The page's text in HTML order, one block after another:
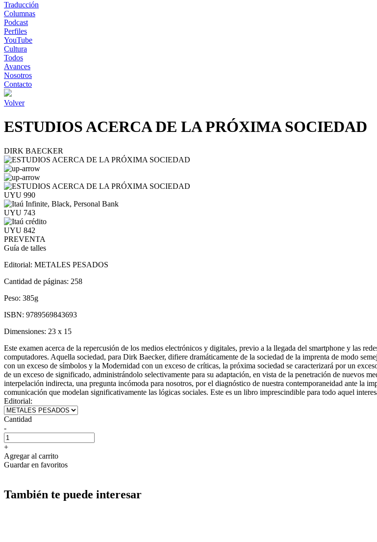
Traducción
Columnas
Podcast
Perfiles
YouTube
Cultura
Todos
Avances
Nosotros
Contacto
Volver
ESTUDIOS ACERCA DE LA PRÓXIMA SOCIEDAD
DIRK BAECKER
UYU 990
UYU 743
UYU 842
PREVENTA
Guía de talles
Editorial: METALES PESADOS
Cantidad de páginas: 258
Peso: 385g
ISBN: 9789569843693
Dimensiones: 23 x 15
Este examen acerca de la repercusión de los medios electrónicos y digitales, previo a la llegada del smartphone y las
computadores. Aquella sociedad, para Dirk Baecker, difiere dramáticamente de la sociedad de la imprenta de modo
con un exceso de símbolos y la Modernidad con un exceso de críticas, la próxima sociedad se caracterizará por un
de un exceso de significado, administrándolo selectivamente para su adaptación, en vista de la penetración de nuevos
interpelación indirecta, una pregunta incómoda para nosotros, por el diagnóstico de nuestra contemporaneidad ante la
comunicación que modelan significativamente las lógicas sociales. Este es un libro imprescindible para todo aquel
Editorial:
Cantidad
-
+
Agregar al carrito
Guardar en favoritos
También te puede interesar